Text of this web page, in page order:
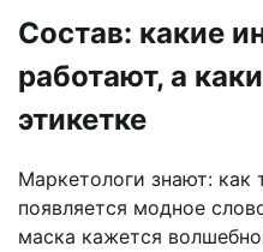
Состав: какие
работают, а
этикетке
Маркетологи знают: как
появляется модное
маска кажется